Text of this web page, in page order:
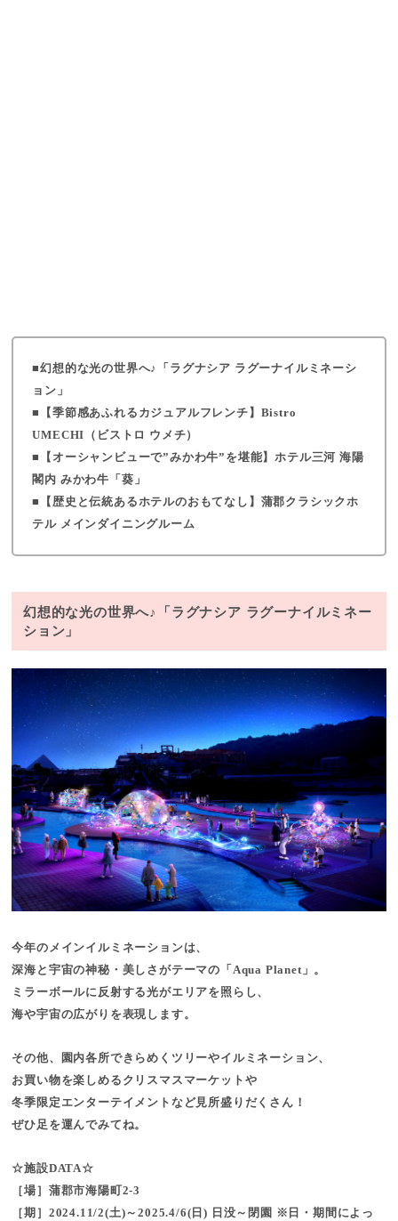
幻想的な光の世界へ♪「ラグナシア ラグーナイルミネーシ
ョン」
【季節感あふれるカジュアルフレンチ】Bistro
UMECHI（ビストロ ウメチ）
【オーシャンビューで”みかわ牛”を堪能】ホテル三河 海陽
閣内 みかわ牛「葵」
【歴史と伝統あるホテルのおもてなし】蒲郡クラシックホ
テル メインダイニングルーム
幻想的な光の世界へ♪「ラグナシア ラグーナイルミネー
ション」
今年のメインイルミネーションは、
深海と宇宙の神秘・美しさがテーマの「Aqua Planet」。
ミラーボールに反射する光がエリアを照らし、
海や宇宙の広がりを表現します。
その他、園内各所できらめくツリーやイルミネーション、
お買い物を楽しめるクリスマスマーケットや
冬季限定エンターテイメントなど見所盛りだくさん！
ぜひ足を運んでみてね。
☆施設DATA☆
［場］蒲郡市海陽町2-3
［期］2024.11/2(土)～2025.4/6(日) 日没～閉園 ※日・期間によっ